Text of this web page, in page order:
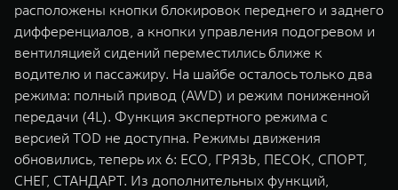
расположены кнопки блокировок переднего и заднего
дифференциалов, а кнопки управления подогревом и
вентиляцией сидений переместились ближе к
водителю и пассажиру. На шайбе осталось только два
режима: полный привод (AWD) и режим пониженной
передачи (4L). Функция экспертного режима с
версией TOD не доступна. Режимы движения
обновились, теперь их 6: ECO, ГРЯЗЬ, ПЕСОК, СПОРТ,
СНЕГ, СТАНДАРТ. Из дополнительных функций,